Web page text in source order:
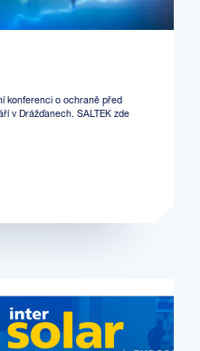
konferenci o ochraně před
v Drážďanech. SALTEK zde